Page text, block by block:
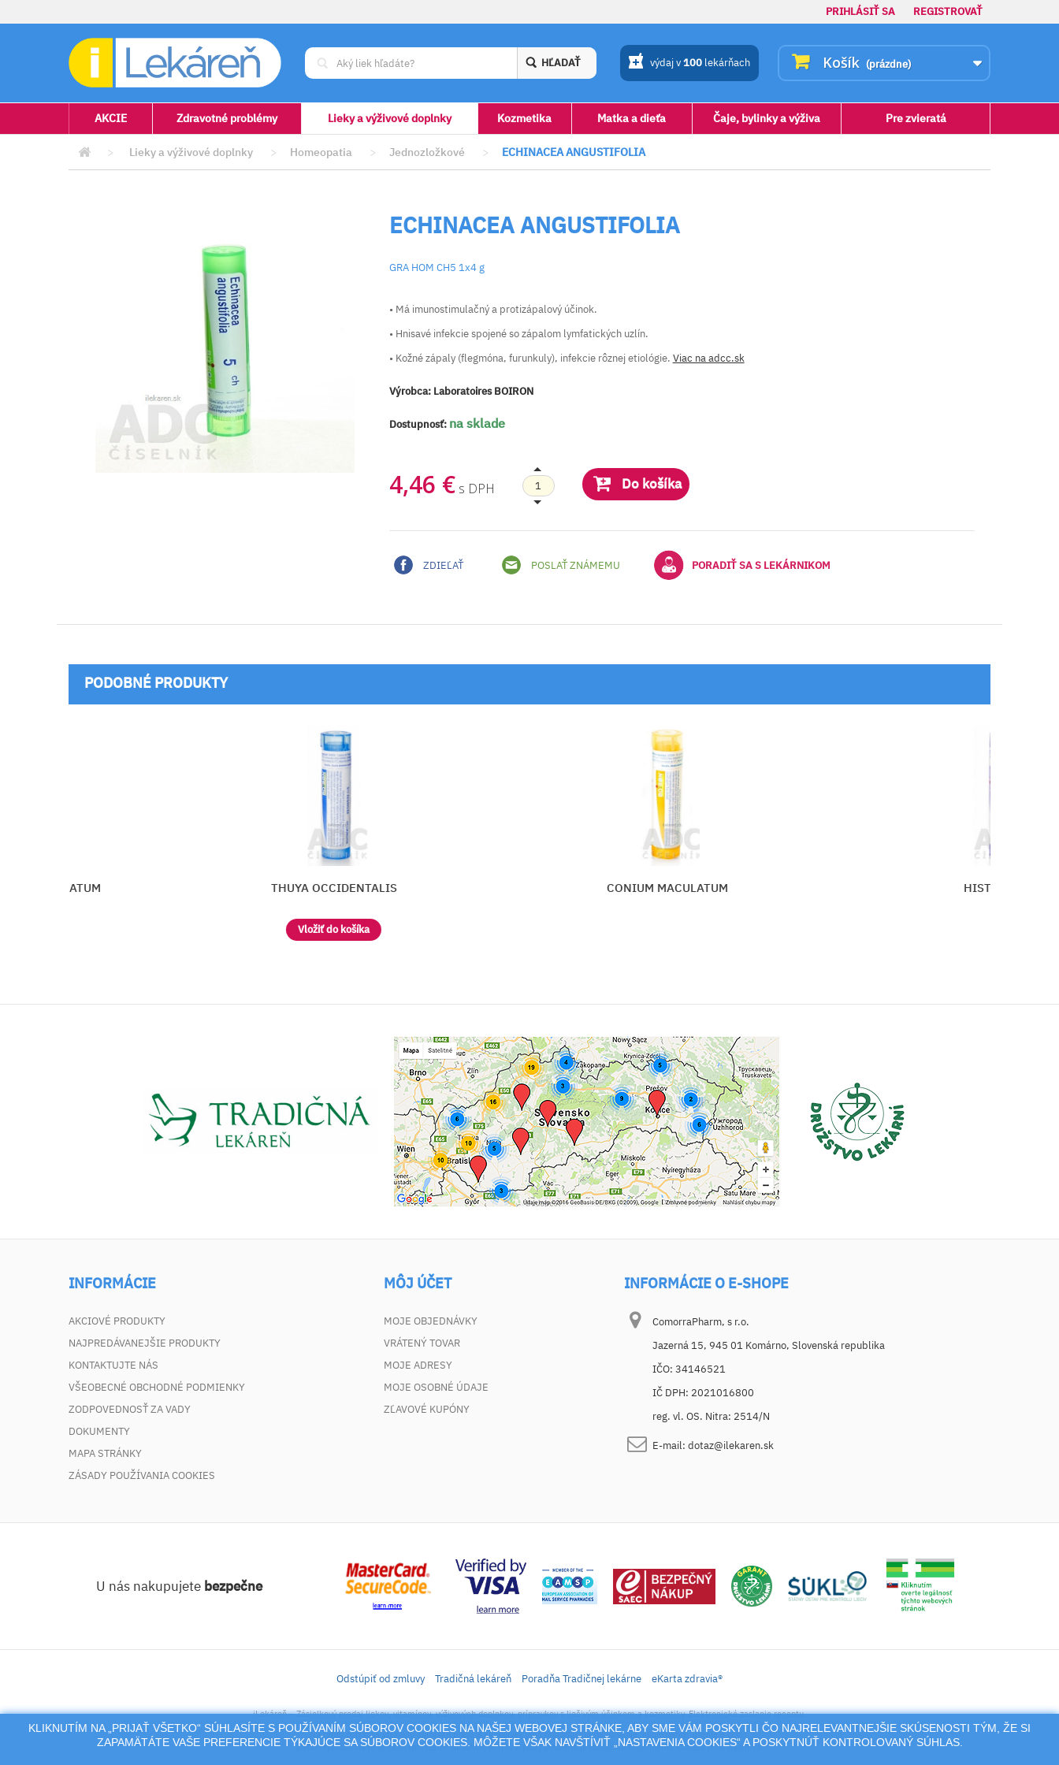
PRIHLÁSIŤ SA REGISTROVAŤ
Košík (prázdne)
HĽADAŤ výdaj v100 lekárňach
AKCIE Zdravotné problémy Lieky a výživové doplnky Kozmetika Matka a dieťa Čaje, bylinky a výživa Pre zvieratá
> Lieky a výživové doplnky > Homeopatia > Jednozložkové > ECHINACEA ANGUSTIFOLIA
ECHINACEA ANGUSTIFOLIA
GRA HOM CH5 1x4 g
• Má imunostimulačný a protizápalový účinok.
• Hnisavé infekcie spojené so zápalom lymfatických uzlín.
• Kožné zápaly (flegmóna, furunkuly), infekcie rôznej etiológie. Viac na adcc.sk
Výrobca: Laboratoires BOIRON
Dostupnosť: na sklade
4,46 € s DPH Do košíka
ZDIEĽAŤ POSLAŤ ZNÁMEMU PORADIŤ SA S LEKÁRNIKOM
PODOBNÉ PRODUKTY
THUYA OCCIDENTALIS
Vložiť do košíka
CONIUM MACULATUM HISTAMINUM
INFORMÁCIE
AKCIOVÉ PRODUKTY
NAJPREDÁVANEJŠIE PRODUKTY
KONTAKTUJTE NÁS
VŠEOBECNÉ OBCHODNÉ PODMIENKY
ZODPOVEDNOSŤ ZA VADY
DOKUMENTY
MAPA STRÁNKY
ZÁSADY POUŽÍVANIA COOKIES
MÔJ ÚČET
MOJE OBJEDNÁVKY
VRÁTENÝ TOVAR
MOJE ADRESY
MOJE OSOBNÉ ÚDAJE
ZĽAVOVÉ KUPÓNY
INFORMÁCIE O E-SHOPE
ComorraPharm, s r.o.
Jazerná 15, 945 01 Komárno, Slovenská republika
IČO: 34146521
IČ DPH: 2021016800
reg. vl. OS. Nitra: 2514/N
E-mail: dotaz@ilekaren.sk
KLIKNUTÍM NA „PRIJAŤ VŠETKO“ SÚHLASÍTE S POUŽÍVANÍM SÚBOROV COOKIES NA NAŠEJ WEBOVEJ STRÁNKE, ABY SME VÁM POSKYTLI ČO NAJRELEVANTNEJŠIE SKÚSENOSTI TÝM, ŽE SI
ZAPAMÄTÁTE VAŠE PREFERENCIE TÝKAJÚCE SA SÚBOROV COOKIES. MÔŽETE VŠAK NAVŠTÍVIŤ „NASTAVENIA COOKIES“ A POSKYTNÚŤ KONTROLOVANÝ SÚHLAS.
U nás nakupujete bezpečne
Odstúpiť od zmluvy Tradičná lekáreň Poradňa Tradičnej lekárne eKarta zdravia®
iLekáreň – Zásielkový predaj liekov, vitamínov, výživových doplnkov, prípravkov s liečivým účinkom a kozmetiky. Elektronické zaslanie receptu.
Na tento portál sa vzťahujú autorské práva a akákoľvek jeho reprodukcia (používanie, kopírovanie, šírenie a pod.),
alebo reprodukcia jeho časti (prevzatie obrázkov, textov a pod.) podlieha predošlému písomnému súhlasu jeho vlastníka.